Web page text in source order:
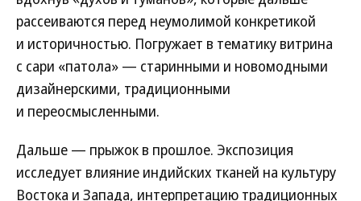
рассеиваются перед неумолимой конкретикой
и историчностью. Погружает в тематику витрина
с сари «патола» — старинными и новомодными
дизайнерскими, традиционными
и переосмысленными.
Дальше — прыжок в прошлое. Экспозиция
исследует влияние индийских тканей на культуру
Востока и Запада, интерпретацию традиционных